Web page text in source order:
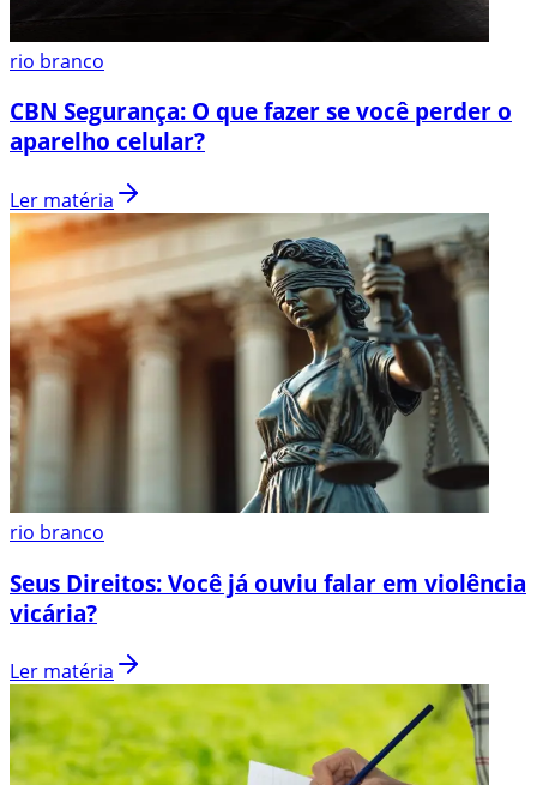
rio branco
CBN Segurança: O que fazer se você perder o
aparelho celular?
Ler matéria
rio branco
Seus Direitos: Você já ouviu falar em violência
vicária?
Ler matéria